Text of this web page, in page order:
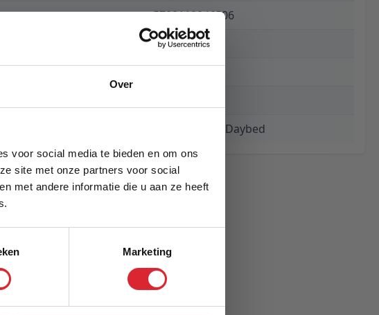
Over
voor social media te bieden en om ons
site met onze partners voor social
met andere informatie die u aan ze heeft
Marketing
5700110946506
€ 1.475,00
Ghia Chrome Daybed